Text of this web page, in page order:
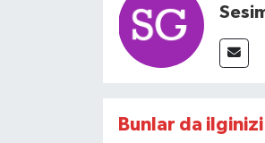
Bunlar da